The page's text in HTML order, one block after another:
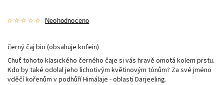
Neohodnoceno
černý čaj bio (obsahuje kofein)
Chuť tohoto klasického černého čaje si vás hravě omotá kolem prstu.
Kdo by také odolal jeho lichotivým květinovým tónům? Za své jméno
vděčí kořenům v podhůří Himálaje -oblasti Darjeeling.